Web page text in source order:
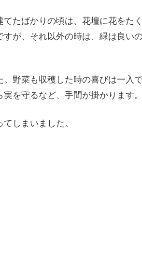
たばかりの頃は、花壇に花をた
が、それ以外の時は、緑は良い
野菜も収穫した時の喜びは一入
を守るなど、手間が掛かります。
しまいました。